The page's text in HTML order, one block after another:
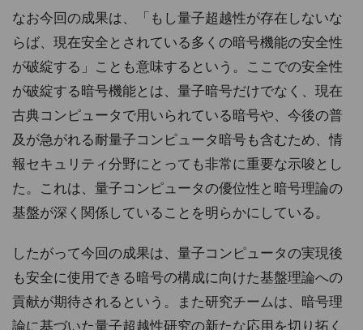
なお今回の成果は、「もし量子超越性が存在しないな
らば、現在安全とされている多くの暗号機能の安全性
が破綻する」ことも意味するという。ここでの安全性
が破綻する暗号機能とは、量子暗号だけでなく、現在
古典コンピュータで用いられている暗号や、今後の普
及が急がれる耐量子コンピュータ暗号も含むため、情
報セキュリティ分野にとっても非常に重要な示唆とし
た。これは、量子コンピュータの優位性と暗号理論の
基盤が深く関係していることを明らかにしている。
したがって今回の成果は、量子コンピュータの実現後
も安全に使用できる暗号の構成に向けた基盤理論への
貢献が期待されるという。また研究チームは、暗号理
論に基づいた量子超越性研究の新たな応用を切り拓く